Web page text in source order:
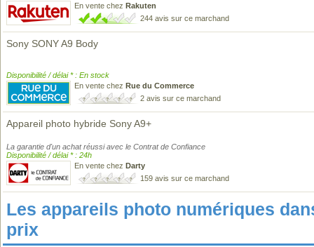
En vente chez Rakuten
244 avis sur ce marchand
Sony SONY A9 Body
Disponibilité / délai * : En stock
En vente chez Rue du Commerce
2 avis sur ce marchand
Appareil photo hybride Sony A9+
La garantie d'un achat réussi avec le Contrat de Confiance
Disponibilité / délai * : 24h
En vente chez Darty
159 avis sur ce marchand
Les appareils photo numériques
prix